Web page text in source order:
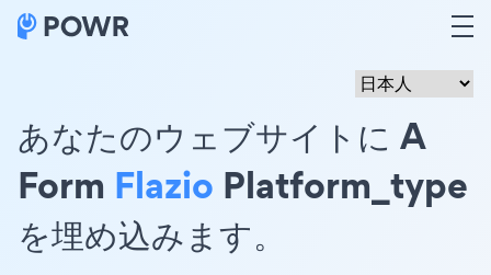
あなたのウェブサイトに A
Form Flazio Platform_type
を埋め込みます。